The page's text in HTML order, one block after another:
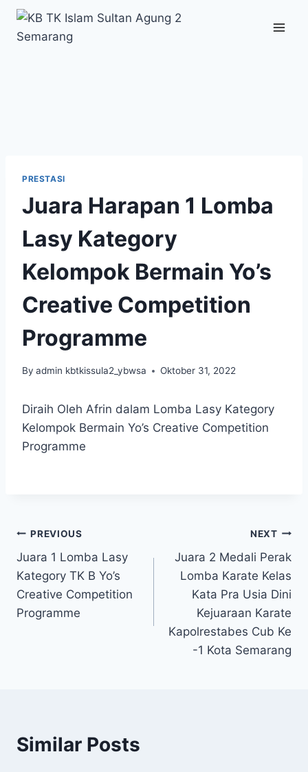
Skip
content
PRESTASI
Juara Harapan 1 Lomba
Lasy Kategory
Kelompok Bermain Yo’s
Creative Competition
Programme
By admin kbtkissula2_ybwsa Oktober 31, 2022
Diraih Oleh Afrin dalam Lomba Lasy Kategory
Kelompok Bermain Yo’s Creative Competition
Programme
Navigasi
pos
PREVIOUS
Juara 1 Lomba Lasy
Kategory TK B Yo’s
Creative Competition
Programme
NEXT
Juara 2 Medali Perak
Lomba Karate Kelas
Kata Pra Usia Dini
Kejuaraan Karate
Kapolrestabes Cub Ke
-1 Kota Semarang
Similar Posts